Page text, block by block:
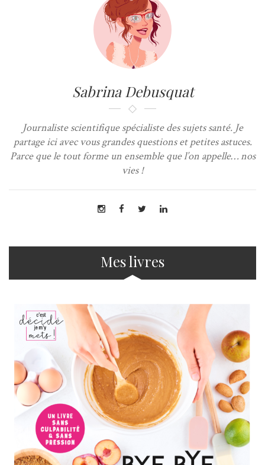
Sabrina Debusquat
Journaliste scientifique spécialiste des sujets santé. Je
partage ici avec vous grandes questions et petites astuces.
Parce que le tout forme un ensemble que l’on appelle… nos
vies !
Mes livres